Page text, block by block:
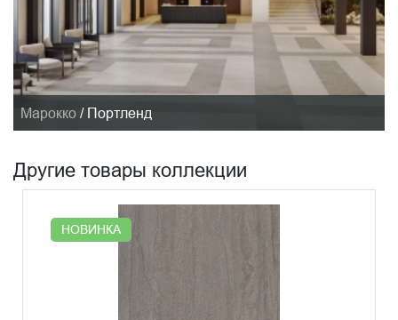
Марокко / Портленд
Другие товары коллекции
НОВИНКА